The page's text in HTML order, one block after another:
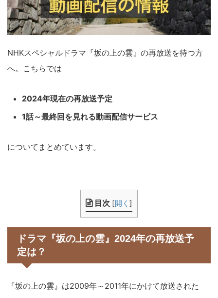
NHKスペシャルドラマ『坂の上の雲』の再放送を待つ方
へ。こちらでは
2024年現在の再放送予定
1話～最終回を見れる動画配信サービス
についてまとめています。
目次 [開く ]
ドラマ『坂の上の雲』2024年の再放送予
定は？
『坂の上の雲』は2009年～2011年にかけて放送された